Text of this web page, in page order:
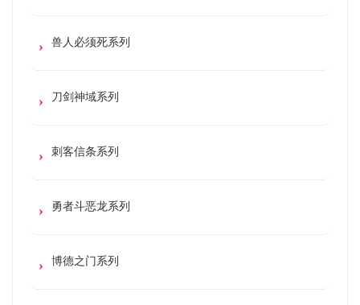
兽人必须死系列
刀剑神域系列
刺客信条系列
勇者斗恶龙系列
博德之门系列